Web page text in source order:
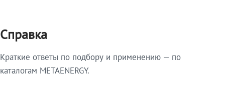
Справка
Краткие ответы по подбору и применению — по
каталогам METAENERGY.